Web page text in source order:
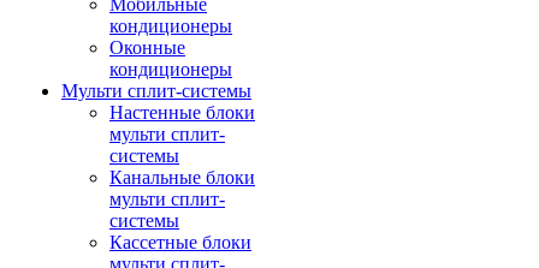
Мобильные
кондиционеры
Оконные
кондиционеры
Мульти сплит-системы
Настенные блоки
мульти сплит-
системы
Канальные блоки
мульти сплит-
системы
Кассетные блоки
мульти сплит-